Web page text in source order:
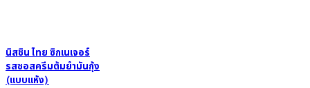
นิสชิน ไทย ซิกเนเจอร์
รสซอสครีมต้มยำมันกุ้ง
(แบบแห้ง)